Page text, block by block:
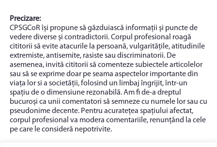
Precizare:
CPSGCoR își propune să găzduiască informații și puncte de
vedere diverse și contradictorii. Corpul profesional roagă
cititorii să evite atacurile la persoană, vulgaritățile, atitudinile
extremiste, antisemite, rasiste sau discriminatorii. De
asemenea, invită cititorii să comenteze subiectele articolelor
sau să se exprime doar pe seama aspectelor importante din
viața lor si a societății, folosind un limbaj îngrijit, într-un
spațiu de o dimensiune rezonabilă. Am fi de-a dreptul
bucuroși ca unii comentatori să semneze cu numele lor sau cu
pseudonime decente. Pentru acuratețea spațiului afectat,
corpul profesional va modera comentariile, renunțând la cele
pe care le consideră nepotrivite.